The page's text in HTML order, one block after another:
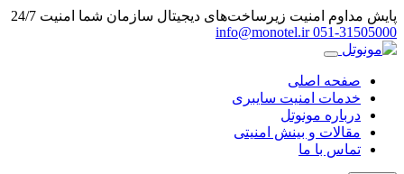
پایش مداوم امنیت زیرساخت‌های دیجیتال سازمان شما امنیت 24/7
info@monotel.ir 051‑31505000
صفحه اصلی
خدمات امنیت سایبری
درباره مونوتل
مقالات و بینش امنیتی
تماس با ما